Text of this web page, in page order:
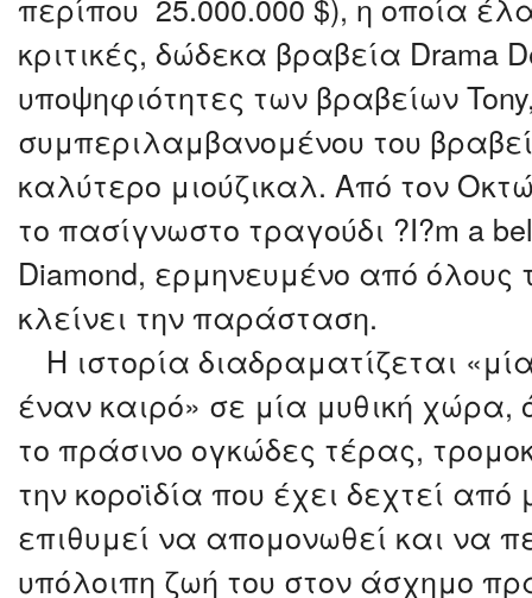
κριτικές, δώδεκα βραβεία Drama
υποψηφιότητες των βραβείων
συμπεριλαμβανομένου του
καλύτερο μιούζικαλ. Από τον
το πασίγνωστο τραγούδι ?I?m a
Diamond, ερμηνευμένο από όλους
κλείνει την παράσταση.
Η ιστορία διαδραματίζεται
έναν καιρό» σε μία μυθική χώρα,
το πράσινο ογκώδες τέρας,
την κοροϊδία που έχει δεχτεί από
επιθυμεί να απομονωθεί και να
υπόλοιπη ζωή του στον άσχημο